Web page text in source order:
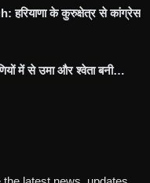
के कुरुक्षेत्र से कांग्रेस
में से उमा और श्वेता बनी…